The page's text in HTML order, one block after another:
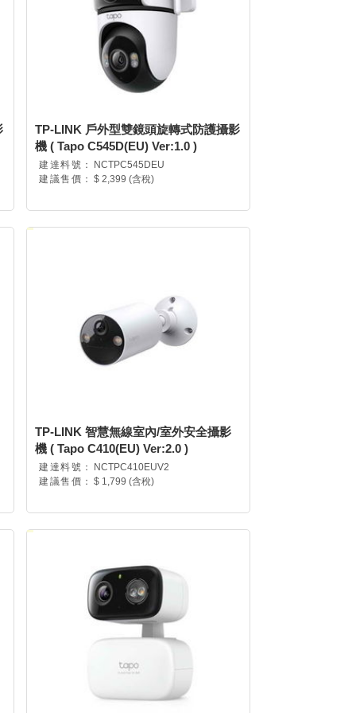
TP-LINK 戶外型雙鏡頭旋轉式防護攝影
機 ( Tapo C545D(EU) Ver:1.0 )
建達料號：
NCTPC545DEU
建議售價： $ 2,399 (含稅)
TP-LINK 智慧無線室內/室外安全攝影
機 ( Tapo C410(EU) Ver:2.0 )
建達料號：
NCTPC410EUV2
建議售價： $ 1,799 (含稅)